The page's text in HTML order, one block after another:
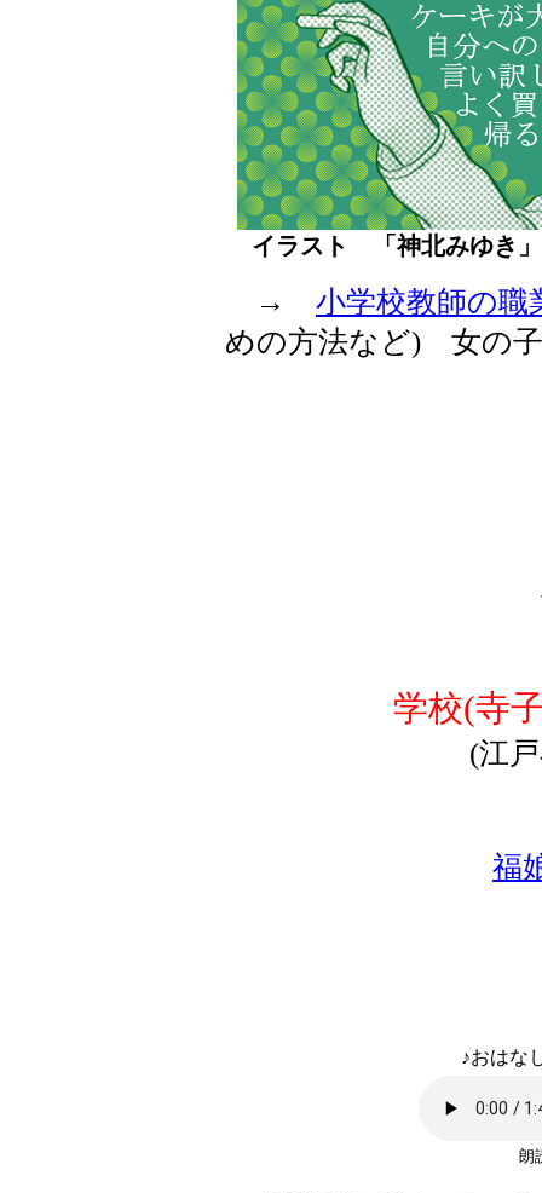
イラスト 「神北みゆ
→ 小学校教師の職
めの方法など) 女の
学校(寺
(江
福
♪おはな
朗